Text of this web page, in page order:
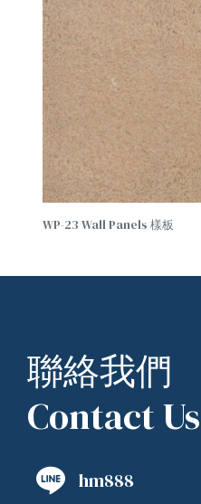
WP-23 Wall Panels 樣板
聯絡我們
Contact Us
hm888